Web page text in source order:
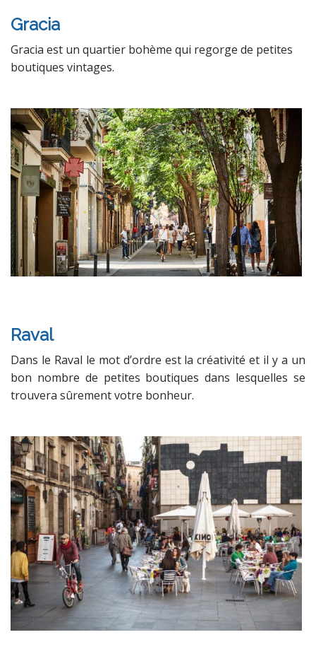
Gracia
Gracia est un quartier bohème qui regorge de petites
boutiques vintages.
Raval
Dans le Raval le mot d’ordre est la créativité et il y a un
bon nombre de petites boutiques dans lesquelles se
trouvera sûrement votre bonheur.